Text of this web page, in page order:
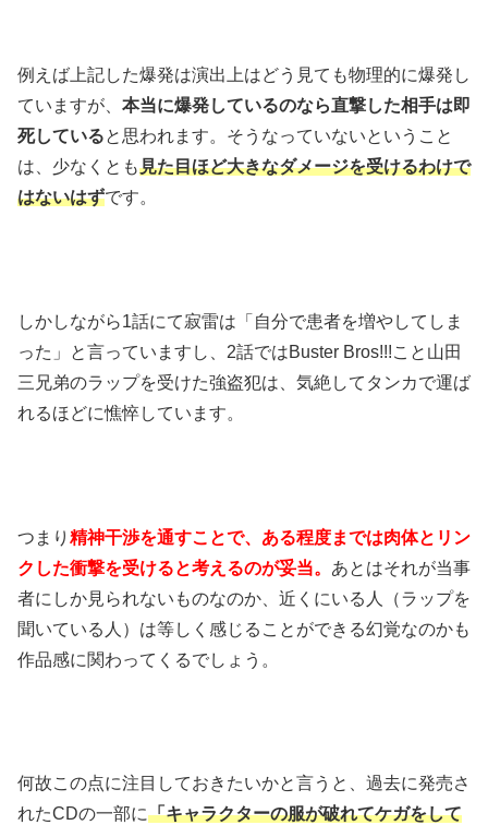
例えば上記した爆発は演出上はどう見ても物理的に爆発し
ていますが、 本当に爆発しているのなら直撃した相手は即
死していると思われます。そうなっていないということ
は、少なくとも見た目ほど大きなダメージを受けるわけで
はないはずです。
しかしながら1話にて寂雷は「自分で患者を増やしてしま
った」と言っていますし、2話ではBuster Bros!!!こと山田
三兄弟のラップを受けた強盗犯は、気絶してタンカで運ば
れるほどに憔悴しています。
つまり 精神干渉を通すことで、ある程度までは肉体とリン
クした衝撃を受けると考えるのが妥当。 あとはそれが当事
者にしか見られないものなのか、近くにいる人（ラップを
聞いている人）は等しく感じることができる幻覚なのかも
作品感に関わってくるでしょう。
何故この点に注目しておきたいかと言うと、過去に発売さ
れたCDの一部に「キャラクターの服が破れてケガをして